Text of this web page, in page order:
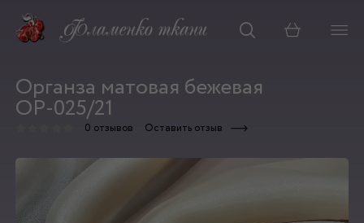
Корзина
Органза матовая бежевая
ОР-025/21
0 отзывов Оставить отзыв